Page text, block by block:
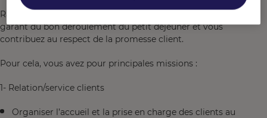
Rattaché(e) au Directeur de Résidence, vous êtes le
garant du bon déroulement du petit déjeuner et vous
contribuez au respect de la promesse client.
Pour cela, vous avez pour principales missions :
1- Relation/service clients
Organiser l’accueil et la prise en charge des clients au